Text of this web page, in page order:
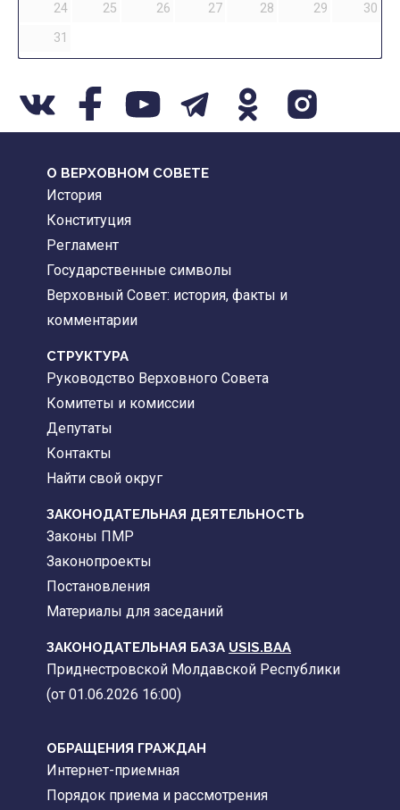
24
25 26 27 28 29
30
31
О ВЕРХОВНОМ СОВЕТЕ
История
Конституция
Регламент
Государственные символы
Верховный Совет: история, факты и
комментарии
CТРУКТУРА
Руководство Верховного Совета
Комитеты и комиссии
Депутаты
Контакты
Найти свой округ
ЗАКОНОДАТЕЛЬНАЯ ДЕЯТЕЛЬНОСТЬ
Законы ПМР
Законопроекты
Постановления
Материалы для заседаний
ЗАКОНОДАТЕЛЬНАЯ БАЗА USIS.BAA
Приднестровской Молдавской Республики
(от 01.06.2026 16:00)
ОБРАЩЕНИЯ ГРАЖДАН
Интернет-приемная
Порядок приема и рассмотрения